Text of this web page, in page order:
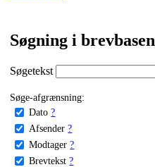
Søgning i brevbasen
Søgetekst
Søge-afgrænsning:
Dato ?
Afsender ?
Modtager ?
Brevtekst ?